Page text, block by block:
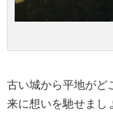
古い城から平地がど
来に想いを馳せまし